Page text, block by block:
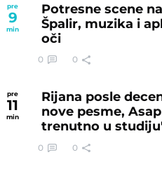
pre
9
min
Potresne scene
Špalir, muzika i
oči
0 0
pre
11
min
Rijana posle
nove pesme,
trenutno u
0 0